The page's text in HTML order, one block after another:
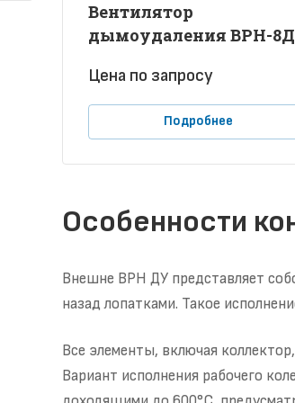
Вентилятор
дымоудаления ВРН-
Цена по запросу
Подробнее
Особенности
Внешне ВРН ДУ представляет
назад лопатками. Такое
Все элементы, включая
Вариант исполнения рабочего